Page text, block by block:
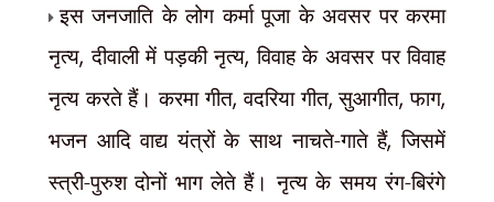
इस जनजाति के लोग कर्मा पूजा के अवसर पर करमा
नृत्य,दीवाली में पड़की नृत्य,विवाह के अवसर पर विवाह
नृत्य करते हैं। करमा गीत,वदरिया गीत,सुआगीत,फाग,
भजन आदि वाद्य यंत्रों के साथ नाचते-गाते हैं,जिसमें
स्त्री-पुरुश दोनों भाग लेते हैं। नृत्य के समय रंग-बिरंगे